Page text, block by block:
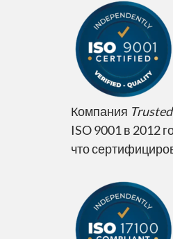
Компания
ISO 9001 в 2012
что